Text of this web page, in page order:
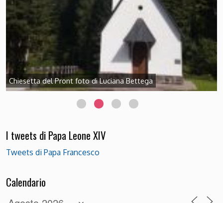
I tweets di Papa Leone XIV
Tweets di Papa Francesco
Calendario